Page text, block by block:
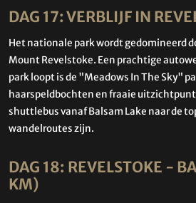
DAG 17: VERBLIJF IN
Het nationale park wordt gedomineerd
Mount Revelstoke. Een prachtige
park loopt is de "Meadows In The Sky"
haarspeldbochten en fraaie
shuttlebus vanaf Balsam Lake naar de
wandelroutes zijn.
DAG 18: REVELSTOKE -
KM)